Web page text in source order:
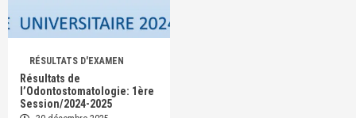
RÉSULTATS D'EXAMEN
Résultats de
l’Odontostomatologie: 1ère
Session/2024-2025